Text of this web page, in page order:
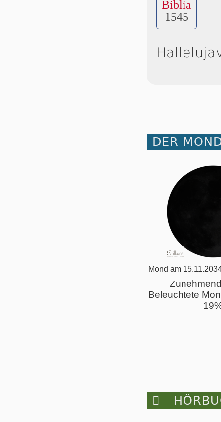
Biblia
1545
DER
Mond am
Beleuchtete
